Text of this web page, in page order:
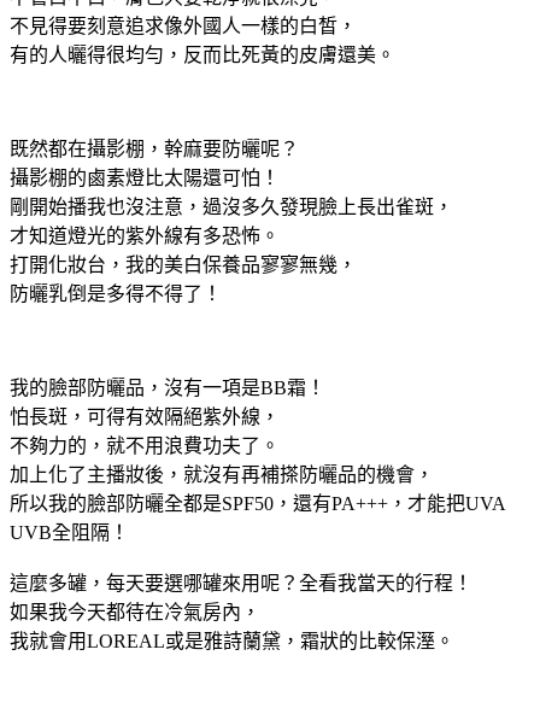
不見得要刻意追求像外國人一樣的白皙，
有的人曬得很均勻，反而比死黃的皮膚還美。
既然都在攝影棚，幹麻要防曬呢？
攝影棚的鹵素燈比太陽還可怕！
剛開始播我也沒注意，過沒多久發現臉上長出雀斑，
才知道燈光的紫外線有多恐怖。
打開化妝台，我的美白保養品寥寥無幾，
防曬乳倒是多得不得了！
我的臉部防曬品，沒有一項是BB霜！
怕長斑，可得有效隔絕紫外線，
不夠力的，就不用浪費功夫了。
加上化了主播妝後，就沒有再補搽防曬品的機會，
所以我的臉部防曬全都是SPF50，還有PA+++，才能把UVA
UVB全阻隔！
這麼多罐，每天要選哪罐來用呢？全看我當天的行程！
如果我今天都待在冷氣房內，
我就會用LOREAL或是雅詩蘭黛，霜狀的比較保溼。